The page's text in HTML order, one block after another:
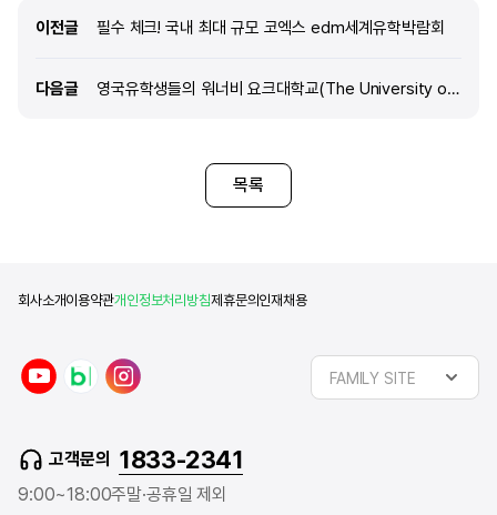
이전글 이전글
필수 체크! 국내 최대 규모 코엑스 edm세계유학박람회
다음글 다음글
영국유학생들의 워너비 요크대학교(The University of York)
목록
회사소개이용약관개인정보처리방침제휴문의 인재채용
u
n
a
r
l
a
FAMILY SITE
고객문의 1833-2341
9:00~18:00주말·공휴일 제외